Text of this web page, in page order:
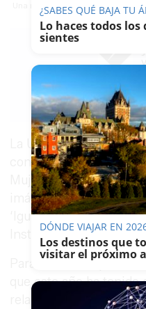
Una mujer visitando la
La Unión Provincial de
conmemorado el 8M,
Mujer, con la
imágenes del VII
‘Igualdad y Respeto’
Instituto Andaluz de la
Para CSIF, la
que este año ha
relación entre la mujer
¿SABES QUÉ BAJA TU
Lo haces todos
sientes
DÓNDE VIAJAR EN
Los destinos que
visitar el próximo